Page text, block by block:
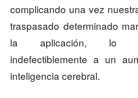
complicando una vez
traspasado determinado
la aplicación, lo
indefectiblemente a un
inteligencia cerebral.